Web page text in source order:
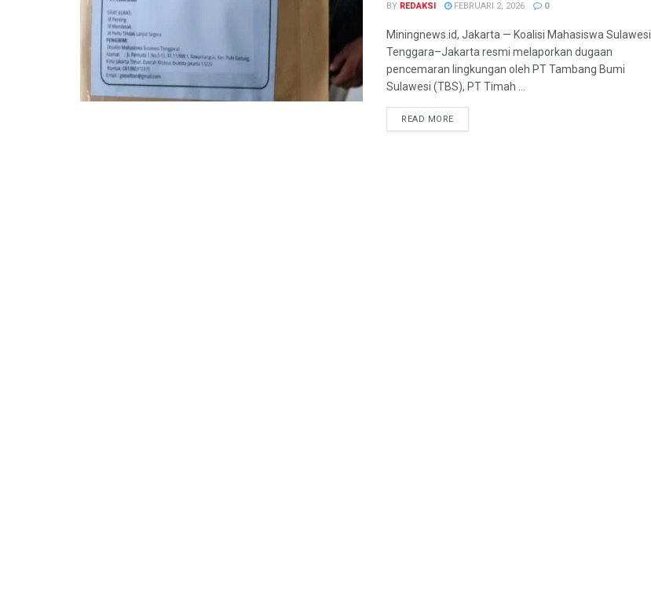
BY REDAKSI FEBRUARI 2, 2026 0
Miningnews.id, Jakarta — Koalisi Mahasiswa Sulawesi
Tenggara–Jakarta resmi melaporkan dugaan
pencemaran lingkungan oleh PT Tambang Bumi
Sulawesi (TBS), PT Timah ...
READ MORE